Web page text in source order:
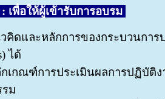
เพื่อให้ผู้เข้ารับการอบรม
คิดและหลักการของกระบวนการ
ได้
เกณฑ์การประเมินผลการปฏิบัติง
ม